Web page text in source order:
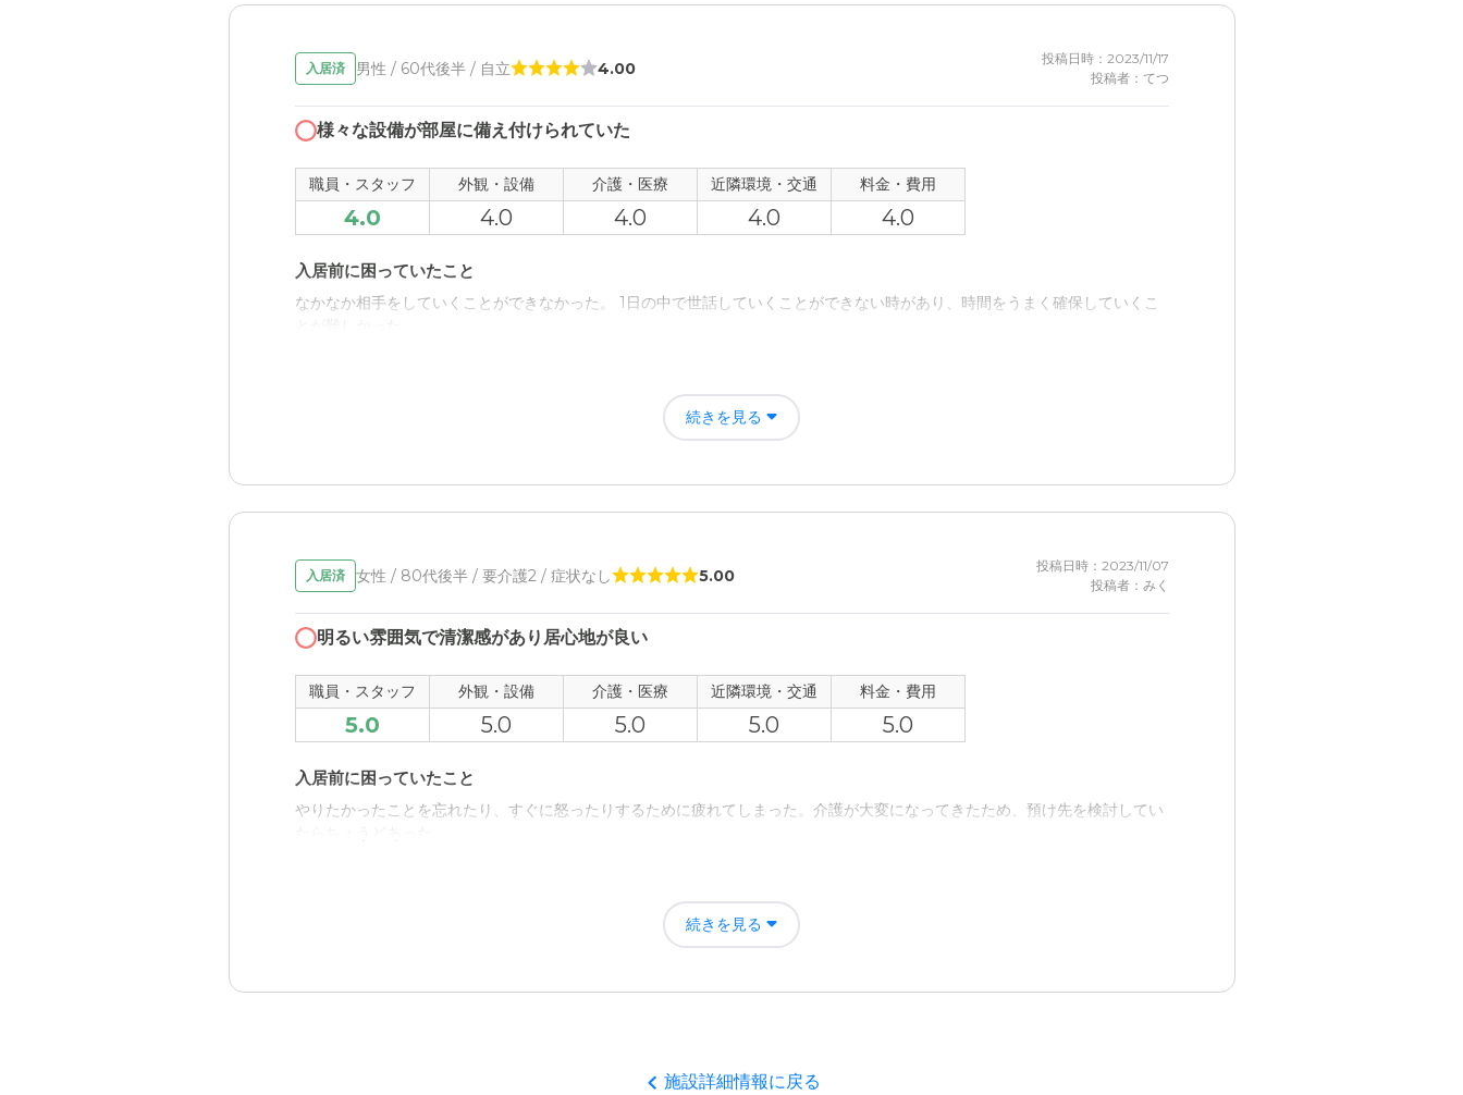
入居済 男性 / 60代後半 / 自立 4.00
投稿日時：2023/11/17
投稿者：てつ
様々な設備が部屋に備え付けられていた
職員・スタッフ 外観・設備 介護・医療 近隣環境・交通 料金・費用
4.0 4.0 4.0 4.0 4.0
入居前に困っていたこと
なかなか相手をしていくことができなかった。 1日の中で世話していくことができない時があり、時間をうまく確保していくこ
1日の中で見ていくことができない時がほぼなくなり、安心して生活することができるようになった日が増えてきたから。 とて
小山すみれの評価
とても館内がきれいで、スタッフの対応も良かったと感じられたから入居させたいと思いました。
職員・スタッフ・他入居者の雰囲気について
外観・内装・居室・設備について
全体的に清潔できれいな印象を受けました。部屋の中もいろいろなものがあり、とても使いやすく感じました。
介護医療サービスについて
自分たちではできなかったり、難しかったりしたことについて施設が補ってくれた印象です。
自分たちにとってはちょうど良い価格設定だったと思っています。特に不満などはないです。
続きを見る
入居済 女性 / 80代後半 / 要介護2 / 症状なし 5.00
投稿日時：2023/11/07
投稿者：みく
明るい雰囲気で清潔感があり居心地が良い
職員・スタッフ 外観・設備 介護・医療 近隣環境・交通 料金・費用
5.0 5.0 5.0 5.0 5.0
入居前に困っていたこと
やりたかったことを忘れたり、すぐに怒ったりするために疲れてしまった。介護が大変になってきたため、預け先を検討してい
自分の時間がもて、自宅もきれいにでき精神的にこちらの 余裕ができるようになったので、お互いが元気になったような気がす
小山すみれの評価
続きを見る
施設詳細情報に戻る